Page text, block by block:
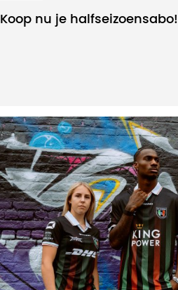
Koop nu je halfseizoensabo!